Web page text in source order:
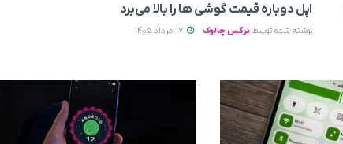
اپل دوباره قیمت‌ گوشی ها را بالا می‌برد
نوشته شده توسط نرگس چالوک